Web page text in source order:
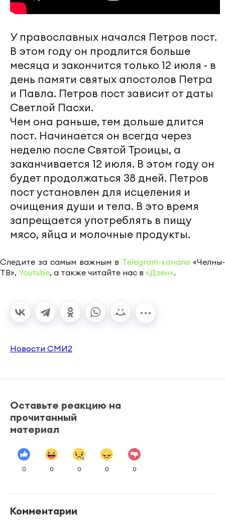
У православных начался Петров пост.
В этом году он продлится больше
месяца и закончится только 12 июля - в
день памяти святых апостолов Петра
и Павла. Петров пост зависит от даты
Светлой Пасхи.
Чем она раньше, тем дольше длится
пост. Начинается он всегда через
неделю после Святой Троицы, а
заканчивается 12 июля. В этом году он
будет продолжаться 38 дней. Петров
пост установлен для исцеления и
очищения души и тела. В это время
запрещается употреблять в пищу
мясо, яйца и молочные продукты.
Следите за самым важным в Telegram-канале «Челны-
ТВ», Youtube, а также читайте нас в «Дзен».
Новости СМИ2
Оставьте реакцию на
прочитанный
материал
0 0 0 0 0
Комментарии